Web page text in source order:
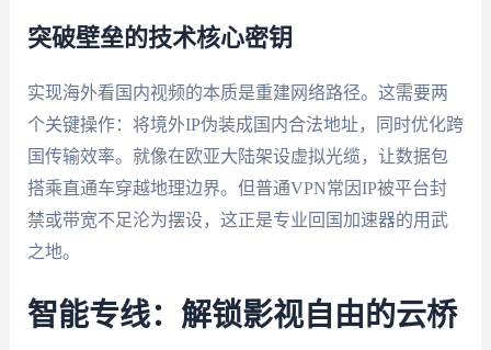
突破壁垒的技术核心密钥
实现海外看国内视频的本质是重建网络路径。这需要两
个关键操作：将境外IP伪装成国内合法地址，同时优化跨
国传输效率。就像在欧亚大陆架设虚拟光缆，让数据包
搭乘直通车穿越地理边界。但普通VPN常因IP被平台封
禁或带宽不足沦为摆设，这正是专业回国加速器的用武
之地。
智能专线：解锁影视自由的云桥